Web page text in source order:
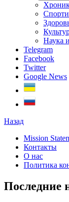
Наука
Telegram
Facebook
Twitter
Google News
Назад
Mission
Контакты
О нас
Политика
Последние